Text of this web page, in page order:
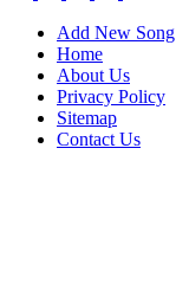
Add New Song
Home
About Us
Privacy Policy
Sitemap
Contact Us